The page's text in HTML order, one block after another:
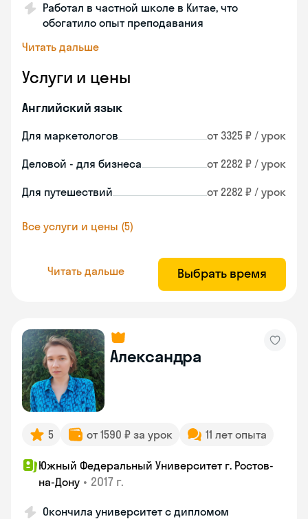
Работал в частной школе в Китае, что
обогатило опыт преподавания
Читать дальше
Услуги и цены
Английский язык
Для маркетологов от 3325 ₽ / урок
Деловой - для бизнеса от 2282 ₽ / урок
Для путешествий от 2282 ₽ / урок
Все услуги и цены (5)
Читать дальше Выбрать время
Александра
5 от 1590 ₽ за урок 11 лет опыта
Южный Федеральный Университет г. Ростов-
на-Дону • 2017 г.
Окончила университет с дипломом